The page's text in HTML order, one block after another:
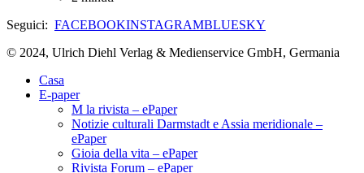
Seguici: FACEBOOKINSTAGRAMBLUESKY
© 2024, Ulrich Diehl Verlag & Medienservice GmbH, Germania
Casa
E-paper
M la rivista – ePaper
Notizie culturali Darmstadt e Assia meridionale –
ePaper
Gioia della vita – ePaper
Rivista Forum – ePaper